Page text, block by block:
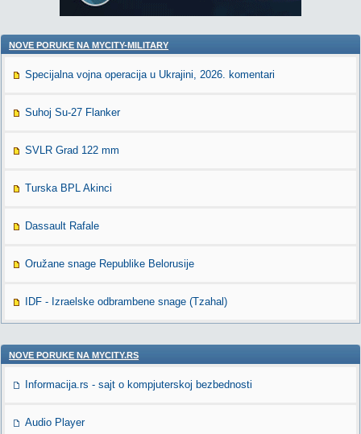
NOVE PORUKE NA MYCITY-MILITARY
Specijalna vojna operacija u Ukrajini, 2026. komentari
Suhoj Su-27 Flanker
SVLR Grad 122 mm
Turska BPL Akinci
Dassault Rafale
Oružane snage Republike Belorusije
IDF - Izraelske odbrambene snage (Tzahal)
NOVE PORUKE NA MYCITY.RS
Informacija.rs - sajt o kompjuterskoj bezbednosti
Audio Player